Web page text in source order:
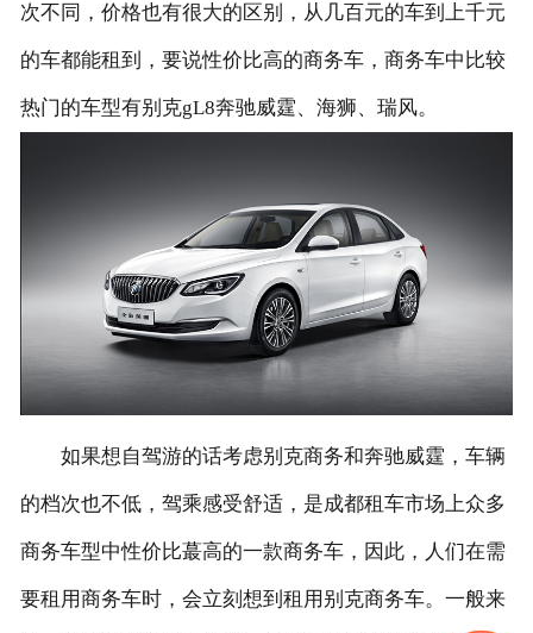
租车价格
联系我们
次不同，价格也有很大的区别，从几百元的车到上千元
的车都能租到，要说性价比高的商务车，商务车中比较
热门的车型有别克gL8奔驰威霆、海狮、瑞风。
如果想自驾游的话考虑别克商务和奔驰威霆，车辆
的档次也不低，驾乘感受舒适，是成都租车市场上众多
商务车型中性价比蕞高的一款商务车，因此，人们在需
要租用商务车时，会立刻想到租用别克商务车。一般来